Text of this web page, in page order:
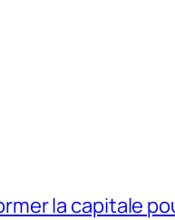
la capitale